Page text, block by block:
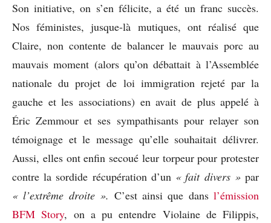
Son initiative, on s’en félicite, a été un franc succès.
Nos féministes, jusque-là mutiques, ont réalisé que
Claire, non contente de balancer le mauvais porc au
mauvais moment (alors qu’on débattait à l’Assemblée
nationale du projet de loi immigration rejeté par la
gauche et les associations) en avait de plus appelé à
Éric Zemmour et ses sympathisants pour relayer son
témoignage et le message qu’elle souhaitait délivrer.
Aussi, elles ont enfin secoué leur torpeur pour protester
contre la sordide récupération d’un « fait divers »par
« l’extrême droite ». C’est ainsi que dans l’émission
BFM Story, on a pu entendre Violaine de Filippis,